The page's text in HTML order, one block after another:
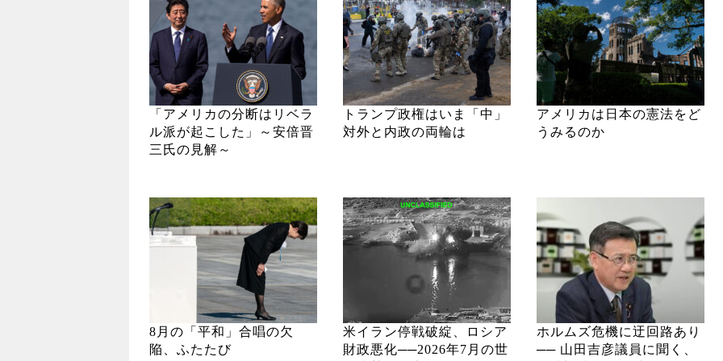
「アメリカの分断はリベラ
ル派が起こした」～安倍晋
三氏の見解～
トランプ政権はいま「中」
対外と内政の両輪は
アメリカは日本の憲法をど
うみるのか
8月の「平和」合唱の欠
陥、ふたたび
米イラン停戦破綻、ロシア
財政悪化──2026年7月の世
ホルムズ危機に迂回路あり
── 山田吉彦議員に聞く、